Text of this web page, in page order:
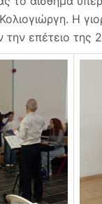
Η
επέτειο της